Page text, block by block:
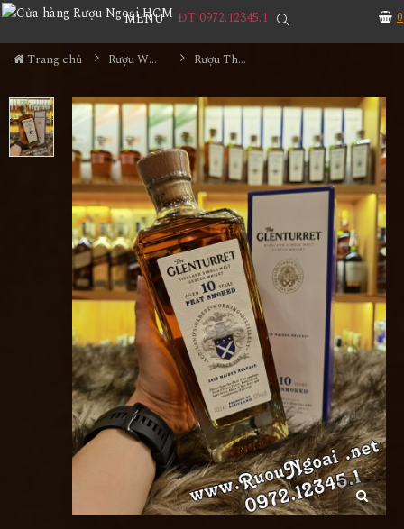
0
MENU ĐT 0972.12345.1
Trang chủ Rượu Whisky Rượu The Glenturret 10 Years Old Peat Smoked